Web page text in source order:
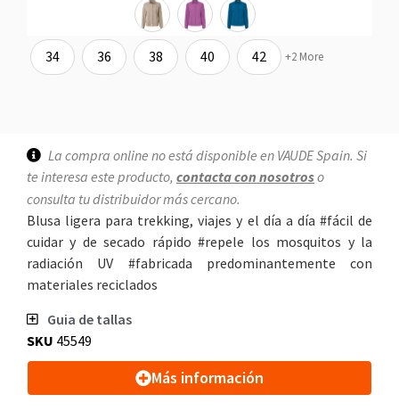
34 36 38 40 42 +2 More
La compra online no está disponible en VAUDE Spain. Si
te interesa este producto, contacta con nosotroso
consulta tu distribuidor más cercano.
Blusa ligera para trekking, viajes y el día a día #fácil de
cuidar y de secado rápido #repele los mosquitos y la
radiación UV #fabricada predominantemente con
materiales reciclados
Guia de tallas
SKU 45549
Más información